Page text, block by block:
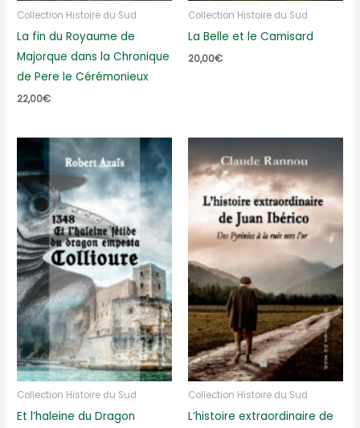
Collection Histoire du Sud
La fin du Royaume de
Majorque dans la Chronique
de Pere le Cérémonieux
22,00€
Collection Histoire du Sud
La Belle et le Camisard
20,00€
Collection Histoire du Sud
Et l’haleine du Dragon
Collection Histoire du Sud
L’histoire extraordinaire de